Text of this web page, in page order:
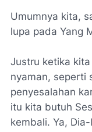
Umumnya kita,
lupa pada Yang
Justru ketika
nyaman, seperti
penyesalahan
itu kita butuh
kembali. Ya,